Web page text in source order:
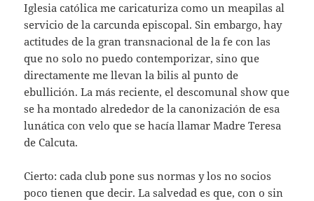
Iglesia católica me caricaturiza como un meapilas al
servicio de la carcunda episcopal. Sin embargo, hay
actitudes de la gran transnacional de la fe con las
que no solo no puedo contemporizar, sino que
directamente me llevan la bilis al punto de
ebullición. La más reciente, el descomunal show que
se ha montado alrededor de la canonización de esa
lunática con velo que se hacía llamar Madre Teresa
de Calcuta.
Cierto: cada club pone sus normas y los no socios
poco tienen que decir. La salvedad es que, con o sin